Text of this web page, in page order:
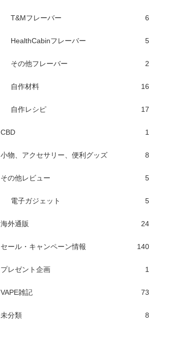
T&Mフレーバー 6
HealthCabinフレーバー 5
その他フレーバー 2
自作材料 16
自作レシピ 17
CBD 1
小物、アクセサリー、便利グッズ 8
その他レビュー 5
電子ガジェット 5
海外通販 24
セール・キャンペーン情報 140
プレゼント企画 1
VAPE雑記 73
未分類 8